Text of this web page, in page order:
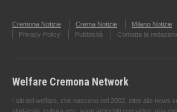
Cremona Notizie Crema Notizie Milano Notizie
Privacy Policy
Pubblicità Contatta la
Welfare Cremona Network
I siti del welfare, che nascono nel 2002, oltre alle news